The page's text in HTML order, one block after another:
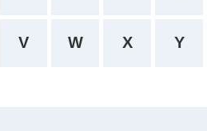
V W X Y